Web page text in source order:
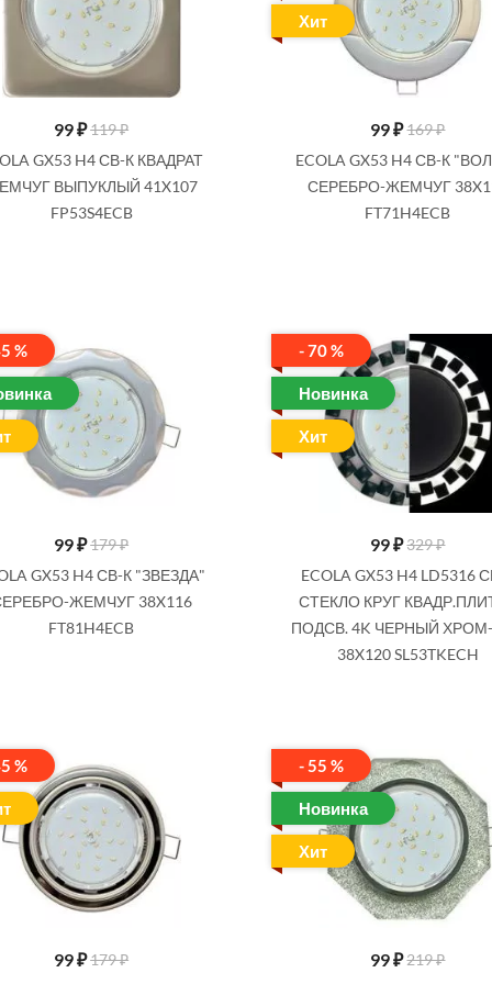
99₽119 ₽
GX53 H4 СВ-К КВАДРАТ
ВЫПУКЛЫЙ 41X107
FP53S4ECB
Хит
99₽169 ₽
ECOLA GX53 H4 СВ-К
СЕРЕБРО-ЖЕМЧУГ
FT71H4ECB
%
99₽179 ₽
GX53 H4 СВ-К "ЗВЕЗДА"
ЖЕМЧУГ 38X116
FT81H4ECB
- 70 %
Новинка
Хит
99₽329 ₽
ECOLA GX53 H4 LD5316
СТЕКЛО КРУГ
ПОДСВ. 4K ЧЕРНЫЙ
38X120 SL53TKECH
%
99₽179 ₽
- 55 %
Новинка
Хит
99₽219 ₽